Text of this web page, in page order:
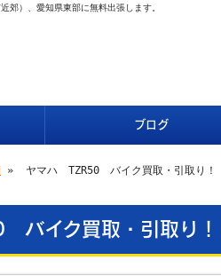
郊）、愛知県東部に無料出張します。
ブログ
» ￼ヤマハ TZR50 バイク買取・引取り
イク買取・引取り